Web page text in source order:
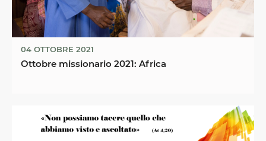
04 OTTOBRE 2021
Ottobre missionario 2021: Africa